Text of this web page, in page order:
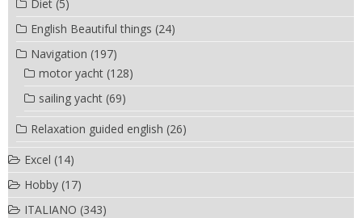
Diet (5)
English Beautiful things (24)
Navigation (197)
motor yacht (128)
sailing yacht (69)
Relaxation guided english (26)
Excel (14)
Hobby (17)
ITALIANO (343)